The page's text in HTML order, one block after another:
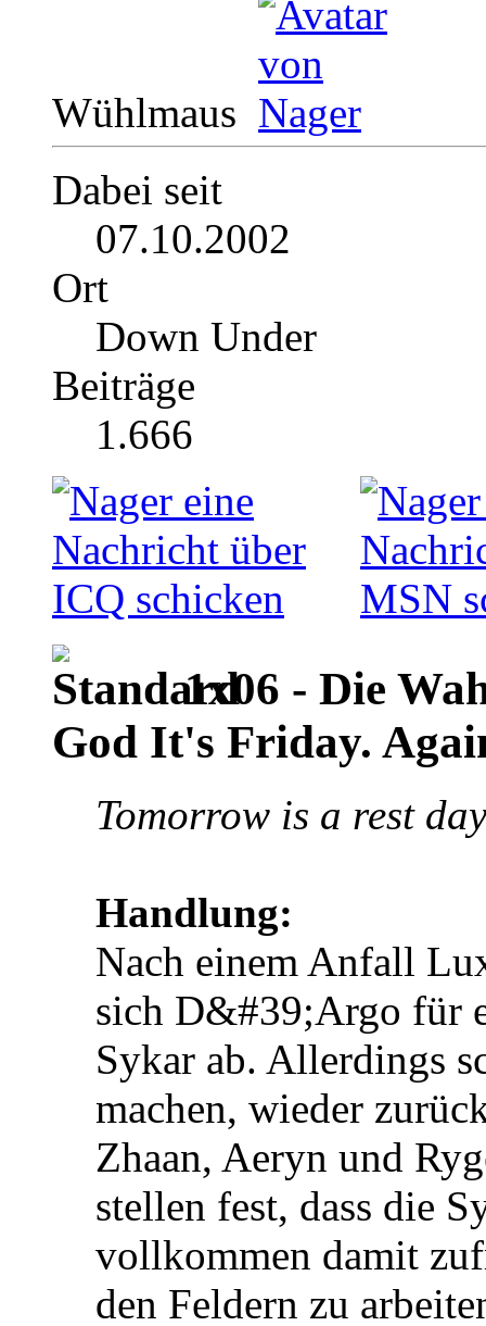
Wühlmaus
Dabei seit
07.10.2002
Ort
Down Under
Beiträge
1.666
1x06 - Die
God It's Friday.
Tomorrow is a rest
Handlung:
Nach einem Anfall
sich D&#39;Argo für
Sykar ab. Allerdings
machen, wieder
Zhaan, Aeryn und
stellen fest, dass die
vollkommen damit
den Feldern zu